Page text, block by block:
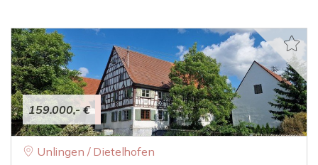
159.000,- €
Unlingen / Dietelhofen